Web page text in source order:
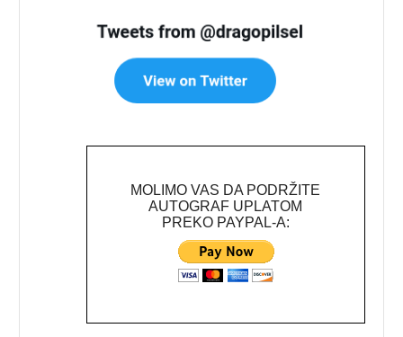
MOLIMO VAS DA PODRŽITE
AUTOGRAF UPLATOM
PREKO PAYPAL-A: